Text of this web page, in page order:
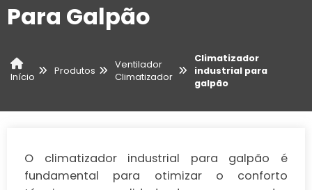
Para Galpão
Início
Produtos
Ventilador
Climatizador
Climatizador
industrial para
galpão
O climatizador industrial para galpão é
fundamental para otimizar o conforto